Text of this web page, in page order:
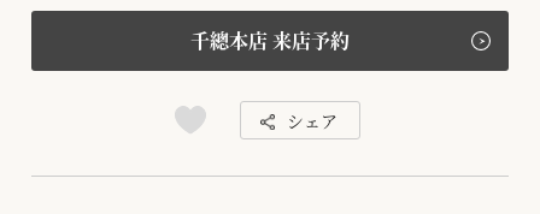
千總本店 来店予約
シェア